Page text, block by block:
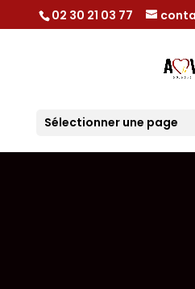
02 30 21 03 77
Sélectionner une page